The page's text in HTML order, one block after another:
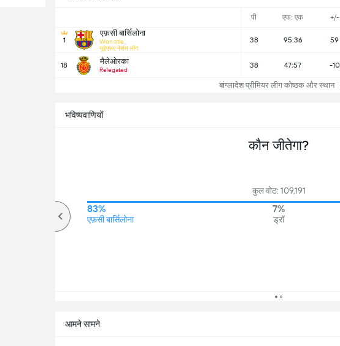
पी एफ: एक +/-
1
एफ़सी बार्सिलोना
Won title
यूईएफए नेशंस लीग
38 95:36 59
18 मैलेओरका
Relegated
38 47:57 -10
बांग्लादेश प्रीमियर लीग कोष्ठक और स्थान
भविष्यवाणियों
कौन जीतेगा?
कुल वोट: 109,191
83%
एफ़सी बार्सिलोना
7%
ड्रॉ
आमने सामने